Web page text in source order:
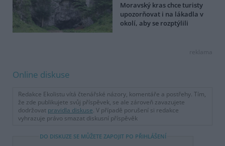
Moravský kras chce turisty
upozorňovat i na lákadla v
okolí, aby se rozptýlili
reklama
Online diskuse
Redakce Ekolistu vítá čtenářské názory, komentáře a postřehy. Tím,
že zde publikujete svůj příspěvek, se ale zároveň zavazujete
dodržovat pravidla diskuse. V případě porušení si redakce
vyhrazuje právo smazat diskusní příspěvěk
DO DISKUZE SE MŮŽETE ZAPOJIT PO PŘIHLÁŠENÍ